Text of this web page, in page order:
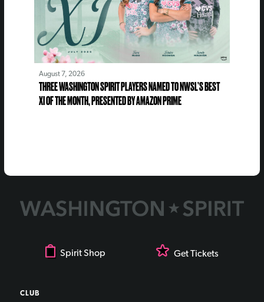
August 7, 2026
THREE WASHINGTON SPIRIT PLAYERS NAMED TO NWSL’S BEST
XI OF THE MONTH, PRESENTED BY AMAZON PRIME
Spirit Shop Get Tickets
CLUB